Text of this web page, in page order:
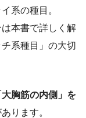
系の種目。
本書で詳しく解
系種目」の大切
大胸筋の内側」を
ります。